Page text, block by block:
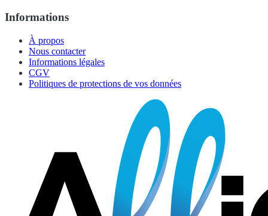
Informations
À propos
Nous contacter
Informations légales
CGV
Politiques de protections de vos données